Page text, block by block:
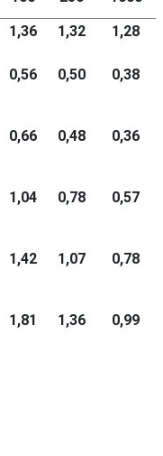
1,36 1,32
1,28
0,56 0,50 0,38
0,66 0,48 0,36
1,04 0,78 0,57
1,42 1,07 0,78
1,81 1,36 0,99